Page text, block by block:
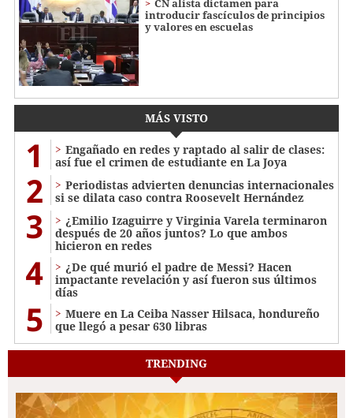
CN alista dictamen para
introducir fascículos de principios
y valores en escuelas
MÁS VISTO
1
Engañado en redes y raptado al salir de clases:
así fue el crimen de estudiante en La Joya
2
Periodistas advierten denuncias internacionales
si se dilata caso contra Roosevelt Hernández
3
¿Emilio Izaguirre y Virginia Varela terminaron
después de 20 años juntos? Lo que ambos
hicieron en redes
4
¿De qué murió el padre de Messi? Hacen
impactante revelación y así fueron sus últimos
días
5
Muere en La Ceiba Nasser Hilsaca, hondureño
que llegó a pesar 630 libras
TRENDING